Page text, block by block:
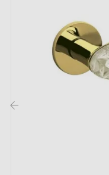
Origine :
- Fabriquée en